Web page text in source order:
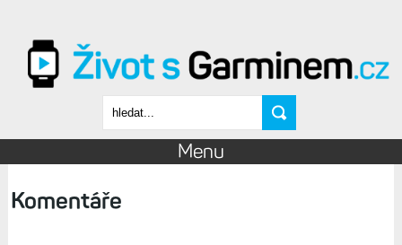
Vyhledávání
Menu
Komentáře